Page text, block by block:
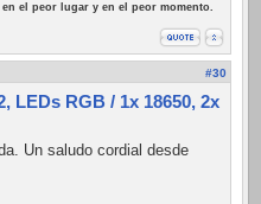
el peor lugar y en el peor momento.
#30
LEDs RGB / 1x 18650, 2x
Un saludo cordial desde